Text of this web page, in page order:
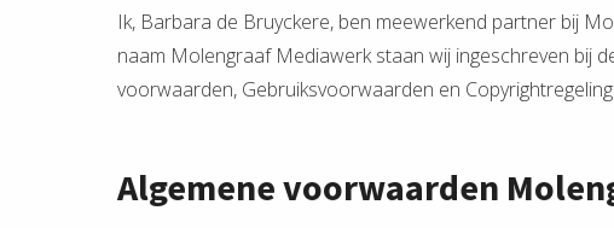
Ik, Barbara de Bruyckere, ben meewerkend partner bij
naam Molengraaf Mediawerk staan wij ingeschreven bij
voorwaarden, Gebruiksvoorwaarden en Copyrightregeling.
Algemene voorwaarden
relevante